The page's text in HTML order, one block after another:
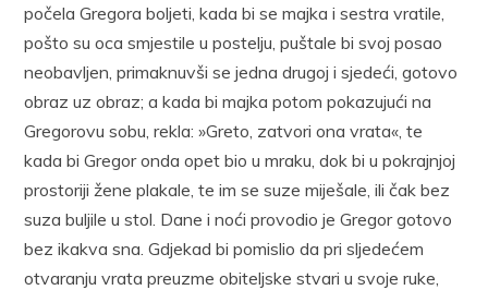
počela Gregora boljeti, kada bi se majka i sestra vratile,
pošto su oca smjestile u postelju, puštale bi svoj posao
neobavljen, primaknuvši se jedna drugoj i sjedeći, gotovo
obraz uz obraz; a kada bi majka potom pokazujući na
Gregorovu sobu, rekla: »Greto, zatvori ona vrata«, te
kada bi Gregor onda opet bio u mraku, dok bi u pokrajnjoj
prostoriji žene plakale, te im se suze miješale, ili čak bez
suza buljile u stol. Dane i noći provodio je Gregor gotovo
bez ikakva sna. Gdjekad bi pomislio da pri sljedećem
otvaranju vrata preuzme obiteljske stvari u svoje ruke,